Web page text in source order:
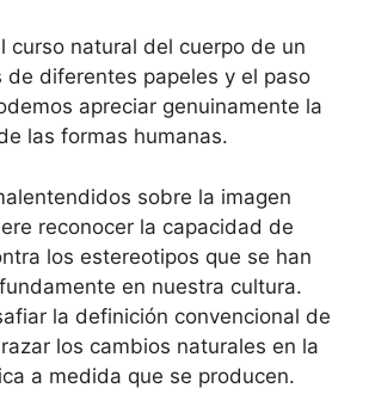
curso natural del cuerpo de un
de diferentes papeles y el paso
apreciar genuinamente la
las formas humanas.
sobre la imagen
reconocer la capacidad de
los estereotipos que se han
en nuestra cultura.
la definición convencional de
los cambios naturales en la
a medida que se producen.